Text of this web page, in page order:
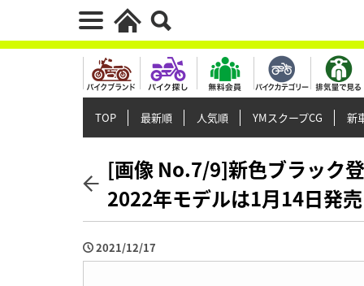
TOP 最新順 人気順 YMスクープCG 新
[画像 No.7/9]新色ブラック
2022年モデルは1月14日発売
2021/12/17